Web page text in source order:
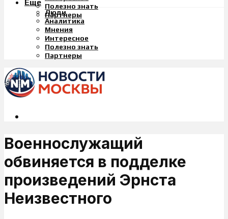
Полезно знать
Партнеры
Еще
Люди
Аналитика
Мнения
Интересное
Полезно знать
Партнеры
Военнослужащий
обвиняется в подделке
произведений Эрнста
Неизвестного